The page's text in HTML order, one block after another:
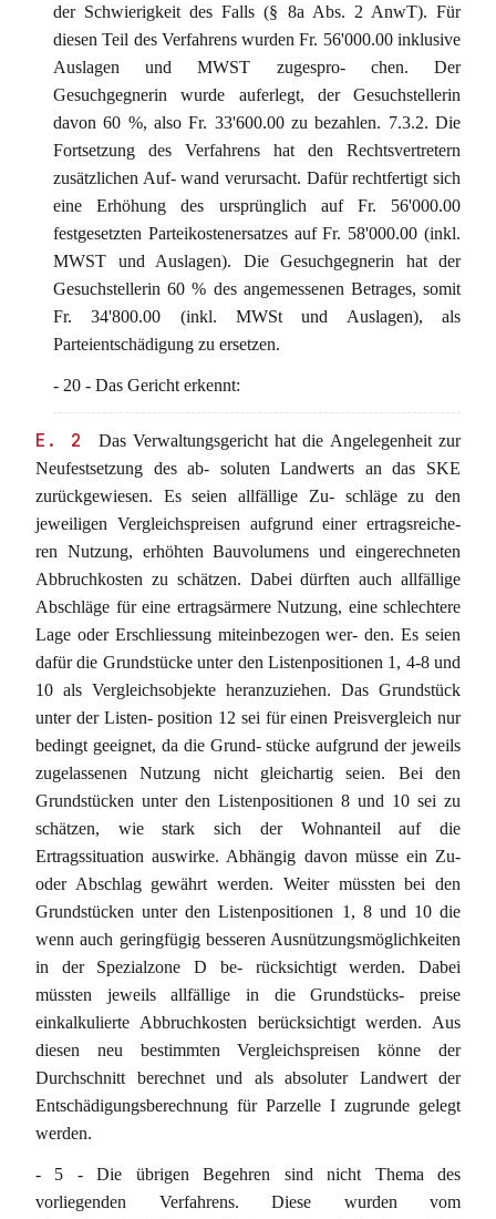
der Schwierigkeit des Falls (§ 8a Abs. 2 AnwT). Für
diesen Teil des Verfahrens wurden Fr. 56'000.00 inklusive
Auslagen und MWST zugespro- chen. Der
Gesuchgegnerin wurde auferlegt, der Gesuchstellerin
davon 60 %, also Fr. 33'600.00 zu bezahlen. 7.3.2. Die
Fortsetzung des Verfahrens hat den Rechtsvertretern
zusätzlichen Auf- wand verursacht. Dafür rechtfertigt sich
eine Erhöhung des ursprünglich auf Fr. 56'000.00
festgesetzten Parteikostenersatzes auf Fr. 58'000.00 (inkl.
MWST und Auslagen). Die Gesuchgegnerin hat der
Gesuchstellerin 60 % des angemessenen Betrages, somit
Fr. 34'800.00 (inkl. MWSt und Auslagen), als
Parteientschädigung zu ersetzen.
- 20 - Das Gericht erkennt:
E. 2
Das Verwaltungsgericht hat die Angelegenheit zur
Neufestsetzung des ab- soluten Landwerts an das SKE
zurückgewiesen. Es seien allfällige Zu- schläge zu den
jeweiligen Vergleichspreisen aufgrund einer ertragsreiche-
ren Nutzung, erhöhten Bauvolumens und eingerechneten
Abbruchkosten zu schätzen. Dabei dürften auch allfällige
Abschläge für eine ertragsärmere Nutzung, eine schlechtere
Lage oder Erschliessung miteinbezogen wer- den. Es seien
dafür die Grundstücke unter den Listenpositionen 1, 4-8 und
10 als Vergleichsobjekte heranzuziehen. Das Grundstück
unter der Listen- position 12 sei für einen Preisvergleich nur
bedingt geeignet, da die Grund- stücke aufgrund der jeweils
zugelassenen Nutzung nicht gleichartig seien. Bei den
Grundstücken unter den Listenpositionen 8 und 10 sei zu
schätzen, wie stark sich der Wohnanteil auf die
Ertragssituation auswirke. Abhängig davon müsse ein Zu-
oder Abschlag gewährt werden. Weiter müssten bei den
Grundstücken unter den Listenpositionen 1, 8 und 10 die
wenn auch geringfügig besseren Ausnützungsmöglichkeiten
in der Spezialzone D be- rücksichtigt werden. Dabei
müssten jeweils allfällige in die Grundstücks- preise
einkalkulierte Abbruchkosten berücksichtigt werden. Aus
diesen neu bestimmten Vergleichspreisen könne der
Durchschnitt berechnet und als absoluter Landwert der
Entschädigungsberechnung für Parzelle I zugrunde gelegt
werden.
- 5 - Die übrigen Begehren sind nicht Thema des
vorliegenden Verfahrens. Diese wurden vom